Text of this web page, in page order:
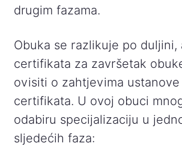
drugim fazama.
Obuka se razlikuje po duljini,
certifikata za završetak
ovisiti o zahtjevima
certifikata. U ovoj obuci
odabiru specijalizaciju u
sljedećih faza: